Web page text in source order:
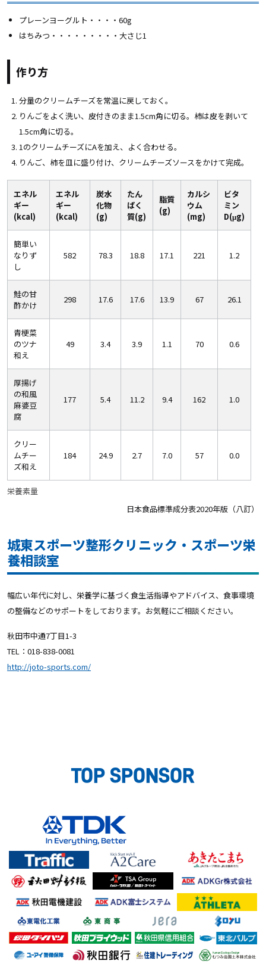
プレーンヨーグルト・・・・60g
はちみつ・・・・・・・・・大さじ1
作り方
分量のクリームチーズを常温に戻しておく。
りんごをよく洗い、皮付きのまま1.5cm角に切る。柿は皮を剥いて
1.5cm角に切る。
1のクリームチーズにAを加え、よく合わせる。
りんご、柿を皿に盛り付け、クリームチーズソースをかけて完成。
栄養素量
エネル
ギー
(kcal)
エネル
ギー
(kcal)
炭水
化物
(g)
たん
ぱく
質(g)
脂質
(g)
カルシ
ウム
(mg)
ビタ
ミン
D(μg)
簡単い
なりず
し
582 78.3 18.8 17.1 221 1.2
鮭の甘
酢かけ
298 17.6 17.6 13.9 67 26.1
青梗菜
のツナ
和え
49 3.4 3.9 1.1 70 0.6
厚揚げ
の和風
麻婆豆
腐
177 5.4 11.2 9.4 162 1.0
クリー
ムチー
ズ和え
184 24.9 2.7 7.0 57 0.0
日本食品標準成分表2020年版（八訂）
城東スポーツ整形クリニック・スポーツ栄
養相談室
幅広い年代に対し、栄養学に基づく食生活指導やアドバイス、食事環境
の整備などのサポートをしております。お気軽にご相談ください。
秋田市中通7丁目1-3
TEL：018-838-0081
http://joto-sports.com/
TOP SPONSOR